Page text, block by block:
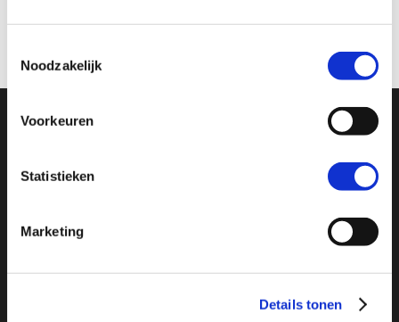
Noodzakelijk
Voorkeuren
Statistieken
Marketing
Details tonen
Startpakket werken met de binnenwereld